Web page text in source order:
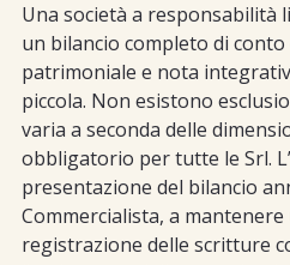
Una società a responsabilità
un bilancio completo di
patrimoniale e nota
piccola. Non esistono
varia a seconda delle
obbligatorio per tutte le Srl.
presentazione del bilancio
Commercialista, a
registrazione delle scritture